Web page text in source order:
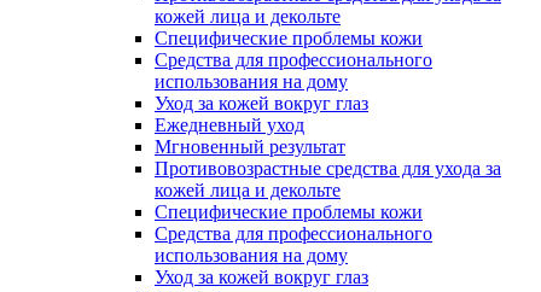
кожей лица и декольте
Специфические проблемы кожи
Средства для профессионального
использования на дому
Уход за кожей вокруг глаз
Ежедневный уход
Мгновенный результат
Противовозрастные средства для ухода за
кожей лица и декольте
Специфические проблемы кожи
Средства для профессионального
использования на дому
Уход за кожей вокруг глаз